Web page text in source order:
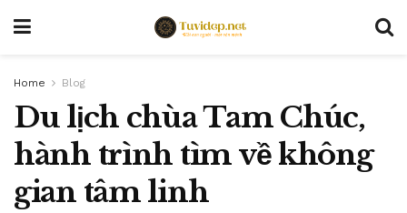
Home Blog
Du lịch chùa Tam Chúc,
hành trình tìm về không
gian tâm linh